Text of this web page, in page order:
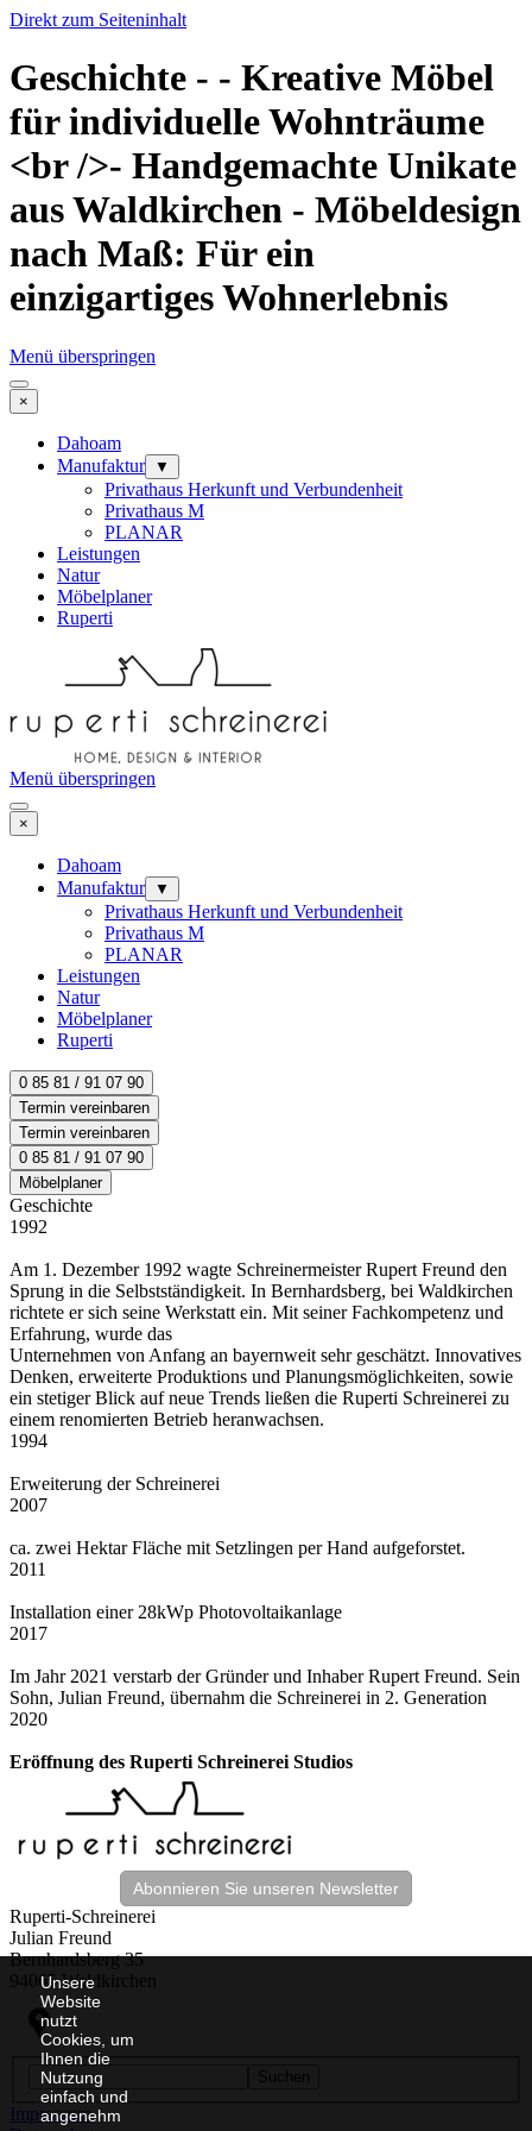
Unsere
Website
nutzt
Cookies, um
Ihnen die
Nutzung
einfach und
angenehm
Direkt zum Seiteninhalt
Geschichte - - Kreative Möbel
für individuelle Wohnträume
<br />- Handgemachte Unikate
aus Waldkirchen - Möbeldesign
nach Maß: Für ein
einzigartiges Wohnerlebnis
Menü überspringen
×
Dahoam
Manufaktur
▼
Privathaus Herkunft und Verbundenheit
Privathaus M
PLANAR
Leistungen
Natur
Möbelplaner
Ruperti
Menü überspringen
×
Dahoam
Manufaktur
▼
Privathaus Herkunft und Verbundenheit
Privathaus M
PLANAR
Leistungen
Natur
Möbelplaner
Ruperti
0 85 81 / 91 07 90
Termin vereinbaren
Termin vereinbaren
0 85 81 / 91 07 90
Möbelplaner
Geschichte
1992
Am 1. Dezember 1992 wagte Schreinermeister Rupert Freund den
Sprung in die Selbstständigkeit. In Bernhardsberg, bei Waldkirchen
richtete er sich seine Werkstatt ein. Mit seiner Fachkompetenz und
Erfahrung, wurde das
Unternehmen von Anfang an bayernweit sehr geschätzt. Innovatives
Denken, erweiterte Produktions und Planungsmöglichkeiten, sowie
ein stetiger Blick auf neue Trends ließen die Ruperti Schreinerei zu
einem renomierten Betrieb heranwachsen.
1994
Erweiterung der Schreinerei
2007
ca. zwei Hektar Fläche mit Setzlingen per Hand aufgeforstet.
2011
Installation einer 28kWp Photovoltaikanlage
2017
Im Jahr 2021 verstarb der Gründer und Inhaber Rupert Freund. Sein
Sohn, Julian Freund, übernahm die Schreinerei in 2. Generation
2020
Eröffnung des Ruperti Schreinerei Studios
Abonnieren Sie unseren Newsletter
Ruperti-Schreinerei
Julian Freund
Bernhardsberg 35
94065 Waldkirchen
Suchen
Impressum